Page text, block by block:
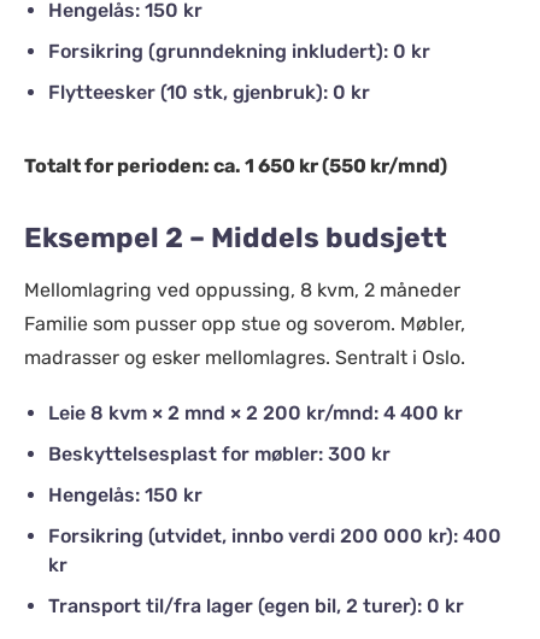
Hengelås: 150 kr
Forsikring (grunndekning inkludert): 0 kr
Flytteesker (10 stk, gjenbruk): 0 kr
Totalt for perioden: ca. 1 650 kr (550 kr/mnd)
Eksempel 2 – Middels budsjett
Mellomlagring ved oppussing, 8 kvm, 2 måneder
Familie som pusser opp stue og soverom. Møbler,
madrasser og esker mellomlagres. Sentralt i Oslo.
Leie 8 kvm × 2 mnd × 2 200 kr/mnd: 4 400 kr
Beskyttelsesplast for møbler: 300 kr
Hengelås: 150 kr
Forsikring (utvidet, innbo verdi 200 000 kr): 400
kr
Transport til/fra lager (egen bil, 2 turer): 0 kr